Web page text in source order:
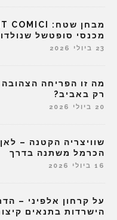
מכנסי סופטשל
23 ביולי 2026
מה זו הפריחה
רק באביב?
20 ביולי 2026
שוויצריה הקטנה –
הכרמל משתנה בדרך
16 ביולי 2026
על קרחון אלפיני –
הישרדות בתנאים